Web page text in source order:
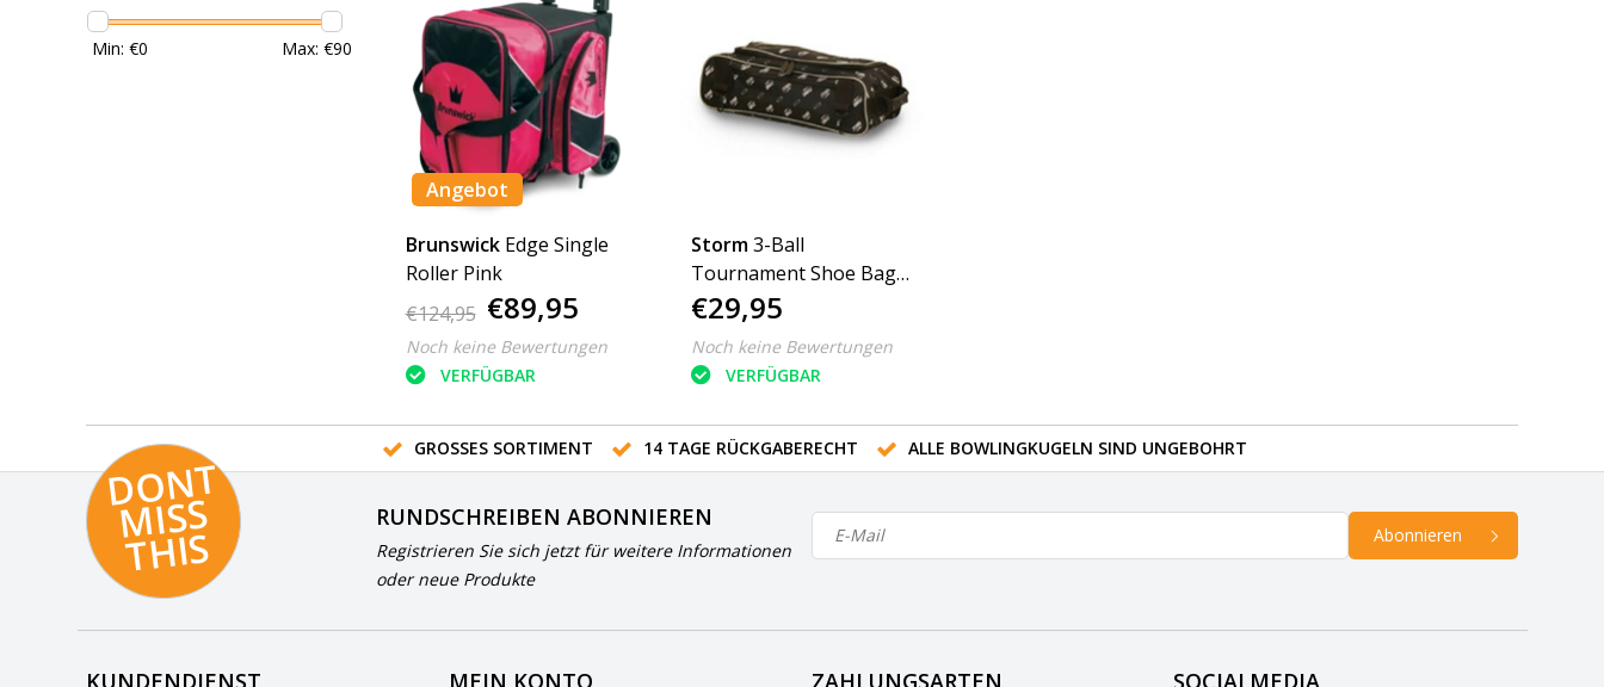
Min: €0 Max: €90
Angebot
Brunswick Edge Single
Roller Pink
€124,95 €89,95
Noch keine Bewertungen
VERFÜGBAR
Storm3-Ball
Tournament Shoe Bag
DYE
€29,95
Noch keine Bewertungen
VERFÜGBAR
GROSSES SORTIMENT 14 TAGE RÜCKGABERECHT ALLE BOWLINGKUGELN SIND UNGEBOHRT
D
O
N
T
MI
S
S
T
HI
S
RUNDSCHREIBEN ABONNIEREN
Registrieren Sie sich jetzt für weitere Informationen
oder neue Produkte
Abonnieren
KUNDENDIENST MEIN KONTO ZAHLUNGSARTEN SOCIALMEDIA